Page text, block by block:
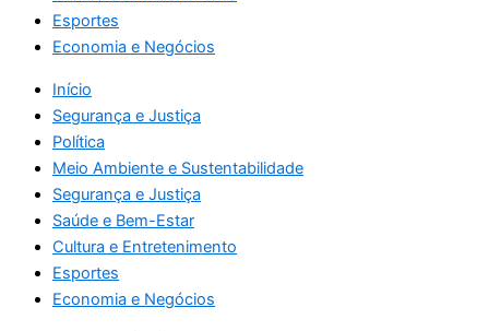
Esportes
Economia e Negócios
Início
Segurança e Justiça
Política
Meio Ambiente e Sustentabilidade
Segurança e Justiça
Saúde e Bem-Estar
Cultura e Entretenimento
Esportes
Economia e Negócios